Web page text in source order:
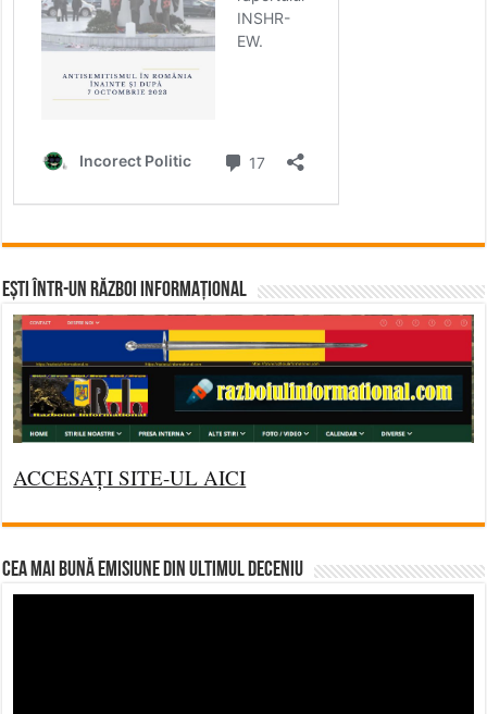
Ești într-un RĂZBOI INFORMAȚIONAL
ACCESAȚI SITE-UL AICI
CEA MAI BUNĂ EMISIUNE DIN ULTIMUL DECENIU